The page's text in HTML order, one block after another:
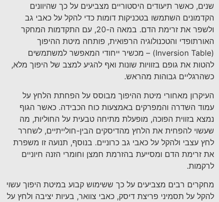
שנים, כאשר תיעודים היסטוריים מצביעים על כך שהיוונים
הקדמונים השתמשו בטכניקות דומות כדי להקל על כאבי גב
ולשפר את זרימת הדם. במאה ה-20, עם התקדמות המחקר
האורתופדי והטכנולוגיה הרפואית, פותחה מיטת ההיפוך
(Inversion Table) – מכשיר ייחודי המאפשר למשתמשים
להטות את גופם בזוויות שונות ואף להגיע למצב של היפוך מלא,
כשהרגליים גבוהות מהראש.
העיקרון מאחורי מיטת ההיפוך מבוסס על הפחתת הלחץ על
עמוד השדרה והמפרקים באמצעות כוח הכבידה. כאשר הגוף
נמצא בזווית הפוכה, מופעלת מתיחה טבעית על החוליות, מה
שעשוי להפחית את הלחץ מהדיסקים הבין-חולייתיים, לשחרר
לחץ עצבי ולהקל על כאבי גב כרוניים. בנוסף, תנועה זו משפרת
את זרימת הדם ומסייעת בהזרמת חמצן וחומרי הזנה חיוניים
לרקמות.
מחקרים רבים מצביעים על כך ששימוש קבוע במיטת היפוך עשוי
להקל על תסמיני פריצת דיסק, כאבי צוואר, בעיות יציבה ולחץ על